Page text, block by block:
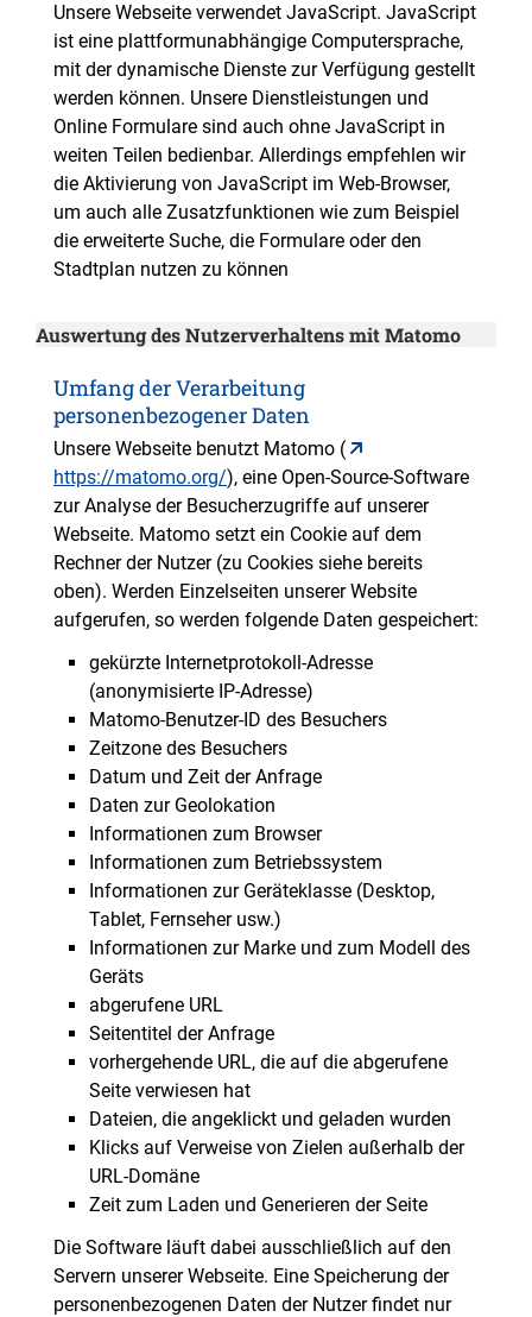
Unsere Webseite verwendet JavaScript. JavaScript
ist eine plattformunabhängige Computersprache,
mit der dynamische Dienste zur Verfügung gestellt
werden können. Unsere Dienstleistungen und
Online Formulare sind auch ohne JavaScript in
weiten Teilen bedienbar. Allerdings empfehlen wir
die Aktivierung von JavaScript im Web-Browser,
um auch alle Zusatzfunktionen wie zum Beispiel
die erweiterte Suche, die Formulare oder den
Stadtplan nutzen zu können
Auswertung des Nutzerverhaltens mit Matomo
Umfang der Verarbeitung
personenbezogener Daten
Unsere Webseite benutzt Matomo (
https://matomo.org/), eine Open-Source-Software
zur Analyse der Besucherzugriffe auf unserer
Webseite. Matomo setzt ein Cookie auf dem
Rechner der Nutzer (zu Cookies siehe bereits
oben). Werden Einzelseiten unserer Website
aufgerufen, so werden folgende Daten gespeichert:
gekürzte Internetprotokoll-Adresse
(anonymisierte IP-Adresse)
Matomo-Benutzer-ID des Besuchers
Zeitzone des Besuchers
Datum und Zeit der Anfrage
Daten zur Geolokation
Informationen zum Browser
Informationen zum Betriebssystem
Informationen zur Geräteklasse (Desktop,
Tablet, Fernseher usw.)
Informationen zur Marke und zum Modell des
Geräts
abgerufene URL
Seitentitel der Anfrage
vorhergehende URL, die auf die abgerufene
Seite verwiesen hat
Dateien, die angeklickt und geladen wurden
Klicks auf Verweise von Zielen außerhalb der
URL-Domäne
Zeit zum Laden und Generieren der Seite
Die Software läuft dabei ausschließlich auf den
Servern unserer Webseite. Eine Speicherung der
personenbezogenen Daten der Nutzer findet nur